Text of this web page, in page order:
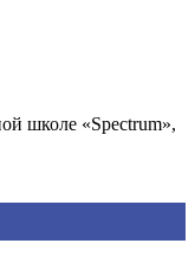
школе «Spectrum»,